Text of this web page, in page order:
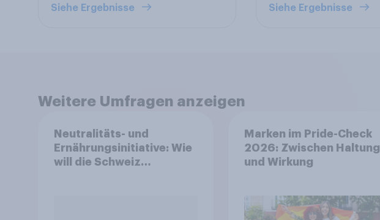
Siehe Ergebnisse Siehe Ergebnisse
Weitere Umfragen anzeigen
Neutralitäts- und
Ernährungsinitiative: Wie
will die Schweiz
Marken im Pride-Check
2026: Zwischen Haltung
und Wirkung